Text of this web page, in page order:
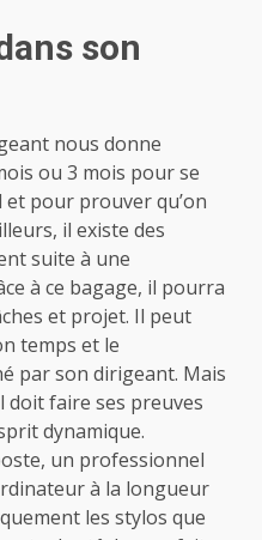
son
nous donne
ou 3 mois pour se
pour prouver qu’on
il existe des
suite à une
à ce bagage, il pourra
et projet. Il peut
temps et le
par son dirigeant. Mais
faire ses preuves
dynamique.
un professionnel
à la longueur
les stylos que